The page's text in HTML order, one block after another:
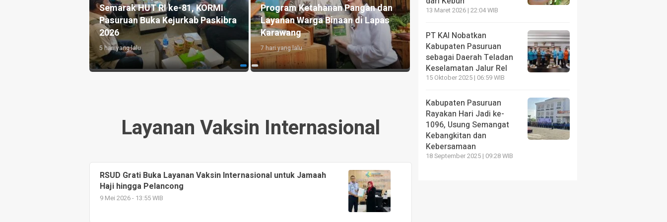
Semarak HUT RI ke-81, KORMI
Pasuruan Buka Kejurkab Paskibra
2026
5 hari yang lalu
Program Ketahanan Pangan dan
Layanan Warga Binaan di Lapas
Karawang
7 hari yang lalu
Bupati Pasuruan Resmikan Open
Terintegrasi 1
1 minggu yang lalu
Layanan Vaksin Internasional
RSUD Grati Buka Layanan Vaksin Internasional untuk Jamaah
Haji hingga Pelancong
9 Mei 2026 - 13:55 WIB
13 Maret 2026 | 22:04 WIB
PT KAI Nobatkan
Kabupaten Pasuruan
sebagai Daerah Teladan
Keselamatan Jalur Rel
15 Oktober 2025 | 06:59 WIB
Kabupaten Pasuruan
Rayakan Hari Jadi ke-
1096, Usung Semangat
Kebangkitan dan
Kebersamaan
18 September 2025 | 09:28 WIB